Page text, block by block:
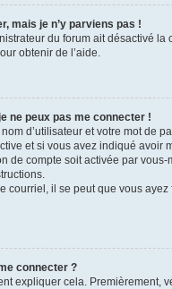
mais je n’y parviens pas !
du forum ait désactivé
obtenir de l’aide.
ne peux pas me connecter !
d’utilisateur et votre mot de
et si vous avez indiqué
de compte soit activée par
courriel, il se peut que vous
connecter ?
expliquer cela. Premièrement,